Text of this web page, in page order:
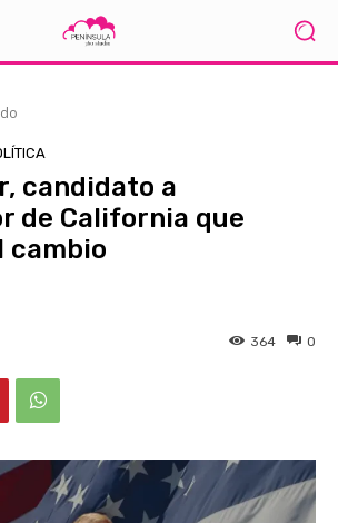
candidato a
de California que
cambio
0
364